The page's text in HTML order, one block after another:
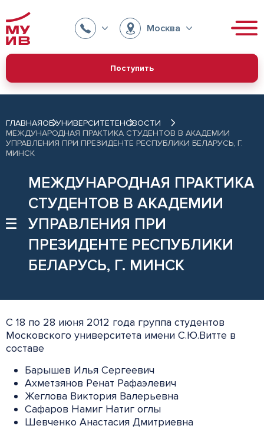
Москва
Поступить
ГЛАВНАЯОБ УНИВЕРСИТЕТЕНОВОСТИ
МЕЖДУНАРОДНАЯ ПРАКТИКА СТУДЕНТОВ В АКАДЕМИИ
УПРАВЛЕНИЯ ПРИ ПРЕЗИДЕНТЕ РЕСПУБЛИКИ БЕЛАРУСЬ, Г.
МИНСК
МЕЖДУНАРОДНАЯ ПРАКТИКА
СТУДЕНТОВ В АКАДЕМИИ
УПРАВЛЕНИЯ ПРИ
ПРЕЗИДЕНТЕ РЕСПУБЛИКИ
БЕЛАРУСЬ, Г. МИНСК
С 18 по 28 июня 2012 года группа студентов
Московского университета имени С.Ю.Витте в
составе
Барышев Илья Сергеевич
Ахметзянов Ренат Рафаэлевич
Жеглова Виктория Валерьевна
Сафаров Намиг Натиг оглы
Шевченко Анастасия Дмитриевна